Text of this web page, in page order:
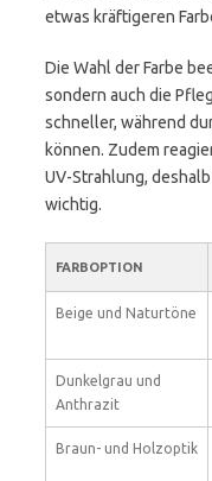
etwas kräftigeren
Die Wahl der Farbe
sondern auch die
schneller, während
können. Zudem
UV-Strahlung,
wichtig.
FARBOPTION
Beige und Naturtöne
Dunkelgrau und
Anthrazit
Braun- und Holzoptik